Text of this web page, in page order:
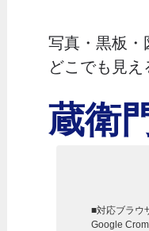
写真・黒板・
どこでも見
蔵衛
■対応ブラウ
Google